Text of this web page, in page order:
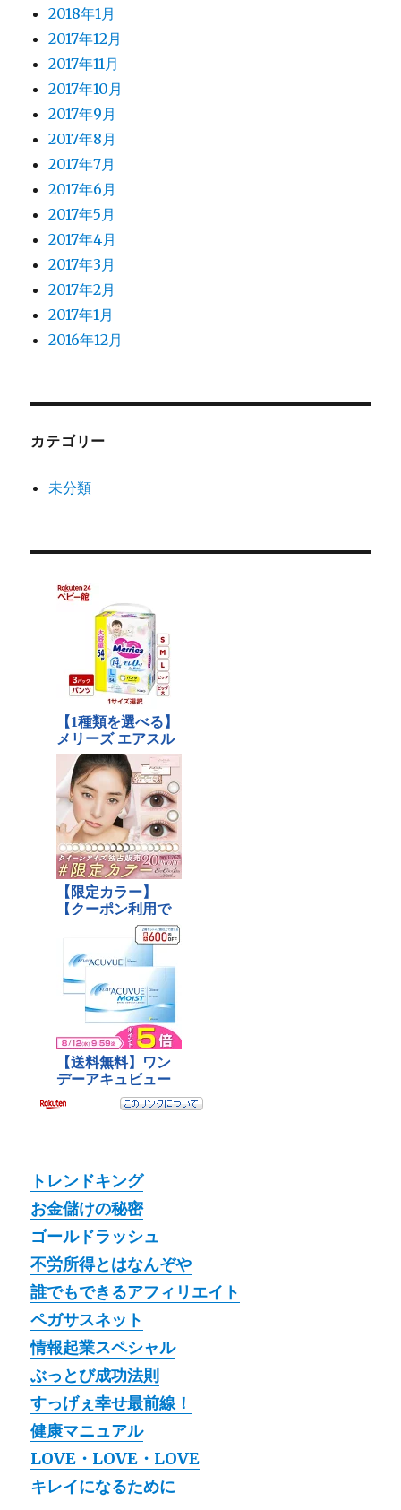
2018年1月
2017年12月
2017年11月
2017年10月
2017年9月
2017年8月
2017年7月
2017年6月
2017年5月
2017年4月
2017年3月
2017年2月
2017年1月
2016年12月
カテゴリー
未分類
トレンドキング
お金儲けの秘密
ゴールドラッシュ
不労所得とはなんぞや
誰でもできるアフィリエイト
ペガサスネット
情報起業スペシャル
ぶっとび成功法則
すっげぇ幸せ最前線！
健康マニュアル
LOVE・LOVE・LOVE
キレイになるために